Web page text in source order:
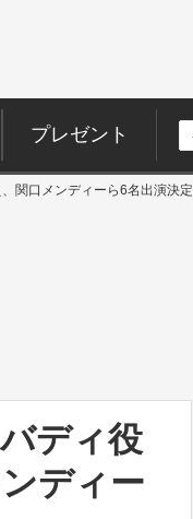
プレゼント
関口メンディーら6名出演決定
ディ役
ディー